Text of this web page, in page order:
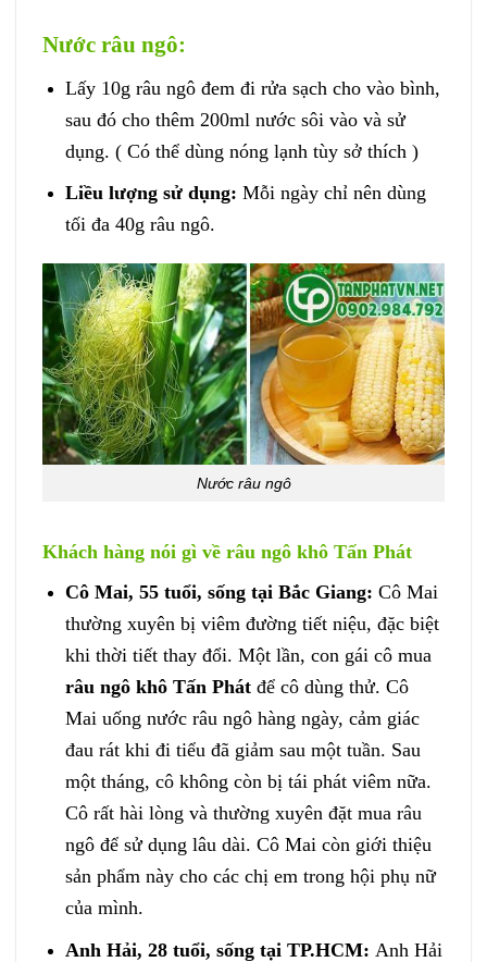
Nước râu ngô:
Lấy 10g râu ngô đem đi rửa sạch cho vào bình,
sau đó cho thêm 200ml nước sôi vào và sử
dụng. ( Có thể dùng nóng lạnh tùy sở thích )
Liều lượng sử dụng: Mỗi ngày chỉ nên dùng
tối đa 40g râu ngô.
Nước râu ngô
Khách hàng nói gì về râu ngô khô Tấn Phát
Cô Mai, 55 tuổi, sống tại Bắc Giang: Cô Mai
thường xuyên bị viêm đường tiết niệu, đặc biệt
khi thời tiết thay đổi. Một lần, con gái cô mua
râu ngô khô Tấn Phátđể cô dùng thử. Cô
Mai uống nước râu ngô hàng ngày, cảm giác
đau rát khi đi tiểu đã giảm sau một tuần. Sau
một tháng, cô không còn bị tái phát viêm nữa.
Cô rất hài lòng và thường xuyên đặt mua râu
ngô để sử dụng lâu dài. Cô Mai còn giới thiệu
sản phẩm này cho các chị em trong hội phụ nữ
của mình.
Anh Hải, 28 tuổi, sống tại TP.HCM: Anh Hải